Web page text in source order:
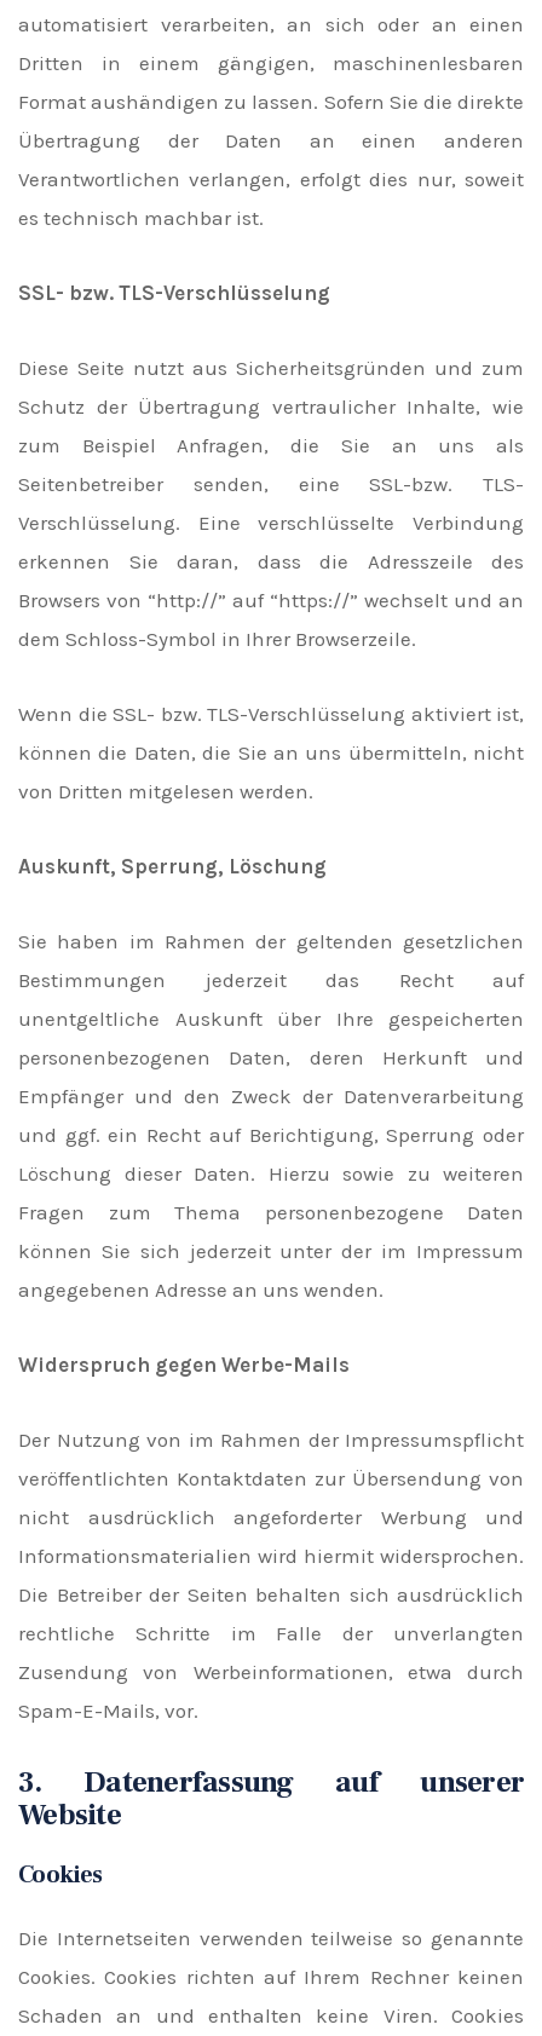
automatisiert verarbeiten, an sich oder an einen
Dritten in einem gängigen, maschinenlesbaren
Format aushändigen zu lassen. Sofern Sie die direkte
Übertragung der Daten an einen anderen
Verantwortlichen verlangen, erfolgt dies nur, soweit
es technisch machbar ist.
SSL- bzw. TLS-Verschlüsselung
Diese Seite nutzt aus Sicherheitsgründen und zum
Schutz der Übertragung vertraulicher Inhalte, wie
zum Beispiel Anfragen, die Sie an uns als
Seitenbetreiber senden, eine SSL-bzw. TLS-
Verschlüsselung. Eine verschlüsselte Verbindung
erkennen Sie daran, dass die Adresszeile des
Browsers von “http://” auf “https://” wechselt und an
dem Schloss-Symbol in Ihrer Browserzeile.
Wenn die SSL- bzw. TLS-Verschlüsselung aktiviert ist,
können die Daten, die Sie an uns übermitteln, nicht
von Dritten mitgelesen werden.
Auskunft, Sperrung, Löschung
Sie haben im Rahmen der geltenden gesetzlichen
Bestimmungen jederzeit das Recht auf
unentgeltliche Auskunft über Ihre gespeicherten
personenbezogenen Daten, deren Herkunft und
Empfänger und den Zweck der Datenverarbeitung
und ggf. ein Recht auf Berichtigung, Sperrung oder
Löschung dieser Daten. Hierzu sowie zu weiteren
Fragen zum Thema personenbezogene Daten
können Sie sich jederzeit unter der im Impressum
angegebenen Adresse an uns wenden.
Widerspruch gegen Werbe-Mails
Der Nutzung von im Rahmen der Impressumspflicht
veröffentlichten Kontaktdaten zur Übersendung von
nicht ausdrücklich angeforderter Werbung und
Informationsmaterialien wird hiermit widersprochen.
Die Betreiber der Seiten behalten sich ausdrücklich
rechtliche Schritte im Falle der unverlangten
Zusendung von Werbeinformationen, etwa durch
Spam-E-Mails, vor.
3. Datenerfassung auf unserer
Website
Cookies
Die Internetseiten verwenden teilweise so genannte
Cookies. Cookies richten auf Ihrem Rechner keinen
Schaden an und enthalten keine Viren. Cookies